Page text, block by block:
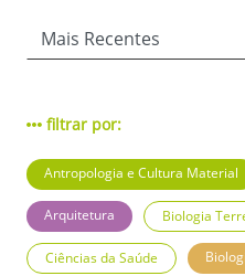
filtrar por:
Antropologia e Cultura Material
Arquitetura Biologia
Ciências da Saúde